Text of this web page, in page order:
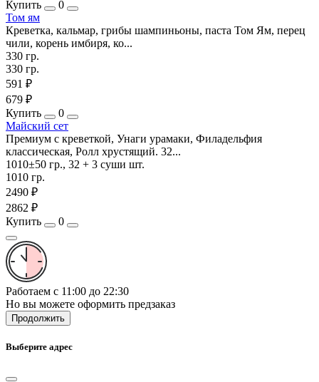
Купить
0
Том ям
Креветка, кальмар, грибы шампиньоны, паста Том Ям, перец
чили, корень имбиря, ко...
330 гр.
330 гр.
591 ₽
679 ₽
Купить
0
Майский сет
Премиум с креветкой, Унаги урамаки, Филадельфия
классическая, Ролл хрустящий. 32...
1010±50 гр., 32 + 3 суши шт.
1010 гр.
2490 ₽
2862 ₽
Купить
0
Работаем с 11:00 до 22:30
Но вы можете оформить предзаказ
Продолжить
Выберите адрес